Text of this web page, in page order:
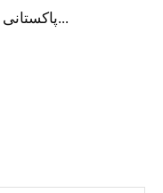
پاکستانی زیر قبضہ کشمیر ک...